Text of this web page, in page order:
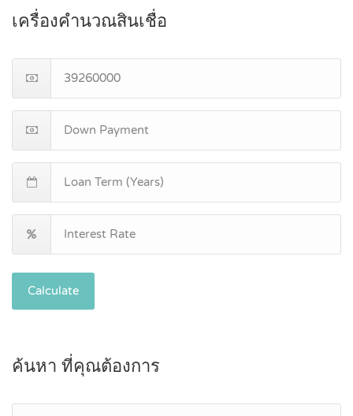
เครื่องคำนวณสินเชื่อ
Calculate
ค้นหา ที่คุณต้องการ